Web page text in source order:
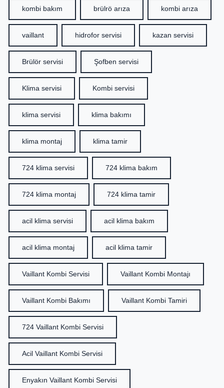
kombi bakım brülrö arıza kombi arıza
vaillant hidrofor servisi kazan servisi
Brülör servisi Şofben servisi
Klima servisi Kombi servisi
klima servisi klima bakımı
klima montaj klima tamir
724 klima servisi 724 klima bakım
724 klima montaj 724 klima tamir
acil klima servisi acil klima bakım
acil klima montaj acil klima tamir
Vaillant Kombi Servisi Vaillant Kombi Montajı
Vaillant Kombi Bakımı Vaillant Kombi Tamiri
724 Vaillant Kombi Servisi
Acil Vaillant Kombi Servisi
Enyakın Vaillant Kombi Servisi